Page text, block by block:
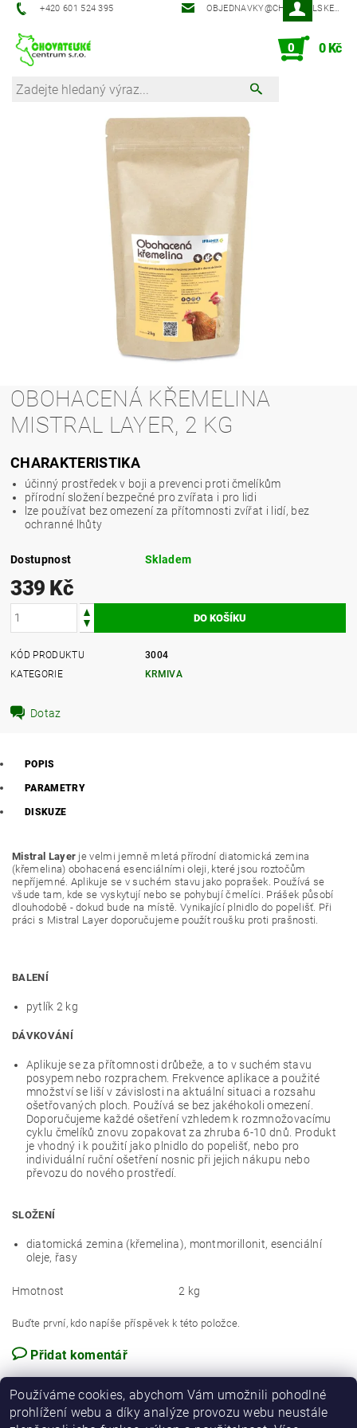
‭+420 601 524 395‬ OBJEDNAVKY@CHOVATELSKECENTRUM.CZ
0 0 Kč
OBOHACENÁ KŘEMELINA
MISTRAL LAYER, 2 KG
CHARAKTERISTIKA
účinný prostředek v boji a prevenci proti čmelíkům
přírodní složení bezpečné pro zvířata i pro lidi
lze používat bez omezení za přítomnosti zvířat i lidí, bez
ochranné lhůty
Dostupnost Skladem
339 Kč
KÓD PRODUKTU
3004
KATEGORIE
KRMIVA
Dotaz
POPIS
PARAMETRY
DISKUZE
Mistral Layer jevelmi jemně mletá přírodní diatomická zemina
(křemelina) obohacená esenciálními oleji, které jsou roztočům
nepříjemné. Aplikuje se v suchém stavu jako poprašek. Používá se
všude tam, kde se vyskytují nebo se pohybujíčmelíci . Prášek působí
dlouhodobě - dokud bude na místě. Vynikající plnidlo do popelišť. Při
práci s Mistral Layer doporučujeme použít roušku proti prašnosti.
BALENÍ
pytlík 2 kg
DÁVKOVÁNÍ
Aplikuje se za přítomnosti drůbeže, a to v suchém stavu
posypem nebo rozprachem. Frekvence aplikace a použité
množství se liší v závislosti na aktuální situaci a rozsahu
ošetřovaných ploch. Používá se bez jakéhokoli omezení.
Doporučujeme každé ošetření vzhledem k rozmnožovacímu
cyklu čmelíků znovu zopakovat za zhruba 6-10 dnů. Produkt
je vhodný i k použití jako plnidlo do popelišť, nebo pro
individuální ruční ošetření nosnic při jejich nákupu nebo
převozu do nového prostředí.
SLOŽENÍ
diatomická zemina (křemelina), montmorillonit, esenciální
oleje, řasy
Hmotnost 2 kg
Buďte první, kdo napíše příspěvek k této položce.
Přidat komentář
Používáme cookies, abychom Vám umožnili pohodlné
prohlížení webu a díky analýze provozu webu neustále